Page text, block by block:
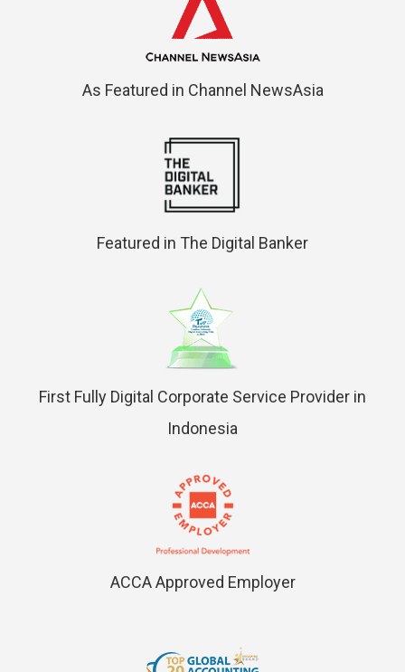
As Featured in Channel NewsAsia
Featured in The Digital Banker
First Fully Digital Corporate Service Provider in
Indonesia
ACCA Approved Employer